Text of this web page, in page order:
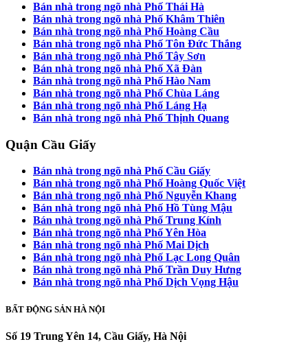
Bán nhà trong ngõ nhà Phố Thái Hà
Bán nhà trong ngõ nhà Phố Khâm Thiên
Bán nhà trong ngõ nhà Phố Hoàng Cầu
Bán nhà trong ngõ nhà Phố Tôn Đức Thắng
Bán nhà trong ngõ nhà Phố Tây Sơn
Bán nhà trong ngõ nhà Phố Xã Đàn
Bán nhà trong ngõ nhà Phố Hào Nam
Bán nhà trong ngõ nhà Phố Chùa Láng
Bán nhà trong ngõ nhà Phố Láng Hạ
Bán nhà trong ngõ nhà Phố Thịnh Quang
Quận Cầu Giấy
Bán nhà trong ngõ nhà Phố Cầu Giấy
Bán nhà trong ngõ nhà Phố Hoàng Quốc Việt
Bán nhà trong ngõ nhà Phố Nguyễn Khang
Bán nhà trong ngõ nhà Phố Hồ Tùng Mậu
Bán nhà trong ngõ nhà Phố Trung Kính
Bán nhà trong ngõ nhà Phố Yên Hòa
Bán nhà trong ngõ nhà Phố Mai Dịch
Bán nhà trong ngõ nhà Phố Lạc Long Quân
Bán nhà trong ngõ nhà Phố Trần Duy Hưng
Bán nhà trong ngõ nhà Phố Dịch Vọng Hậu
BẤT ĐỘNG SẢN HÀ NỘI
Số 19 Trung Yên 14, Cầu Giấy, Hà Nội